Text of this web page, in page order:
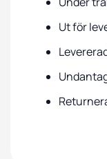
Ut för